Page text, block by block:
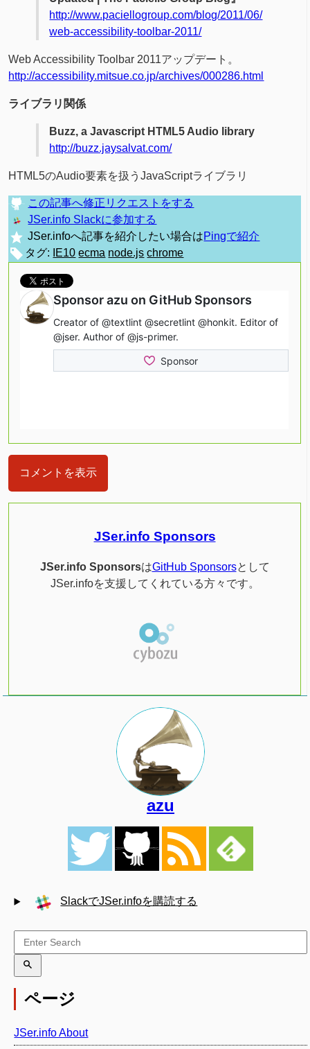
http://www.paciellogroup.com/blog/2011/06/
web-accessibility-toolbar-2011/
Web Accessibility Toolbar 2011アップデート。
http://accessibility.mitsue.co.jp/archives/000286.html
ライブラリ関係
Buzz, a Javascript HTML5 Audio library
http://buzz.jaysalvat.com/
HTML5のAudio要素を扱うJavaScriptライブラリ
この記事へ修正リクエストをする
JSer.info Slackに参加する
JSer.infoへ記事を紹介したい場合はPingで紹介
タグ:
IE10 ecma node.js chrome
コメントを表示
JSer.info Sponsors
JSer.info SponsorsはGitHub Sponsorsとして
JSer.infoを支援してくれている方々です。
azu
SlackでJSer.infoを購読する
ページ
JSer.info About